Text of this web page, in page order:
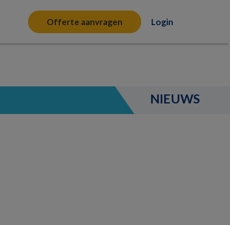
Offerte aanvragen Login
NIEUWS